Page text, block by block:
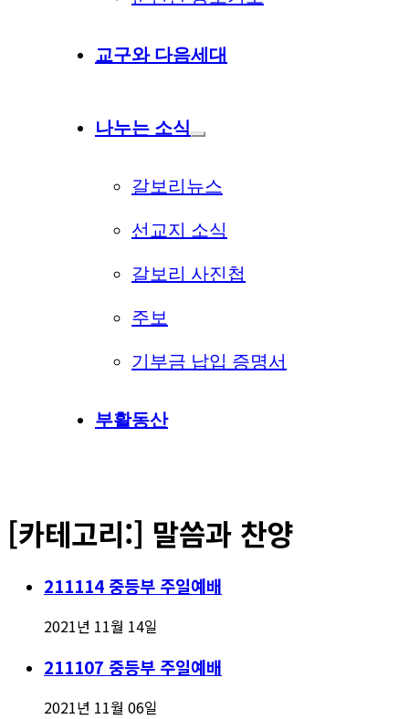
교구와 다음세대
나누는 소식
갈보리뉴스
선교지 소식
갈보리 사진첩
주보
기부금 납입 증명서
부활동산
[카테고리:] 말씀과 찬양
211114 중등부 주일예배
2021년 11월 14일
211107 중등부 주일예배
2021년 11월 06일